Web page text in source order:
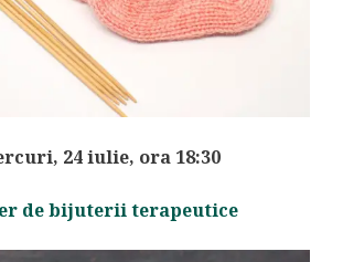
24 iulie, ora 18:30
de bijuterii terapeutice